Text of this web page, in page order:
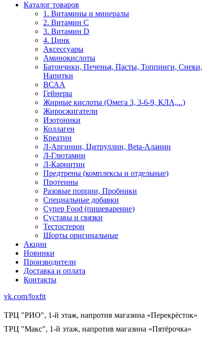
Каталог товаров
1. Витамины и минералы
2. Витамин С
3. Витамин D
4. Цинк
Аксессуары
Аминокислоты
Батончики, Печенья, Пасты, Топпинги, Снеки,
Напитки
ВСАА
Гейнеры
Жирные кислоты (Омега 3, 3-6-9, КЛА,...)
Жиросжигатели
Изотоники
Коллаген
Креатин
Л-Аргинин, Цитруллин, Beta-Аланин
Л-Глютамин
Л-Карнитин
Предтрены (комплексы и отдельные)
Протеины
Разовые порции, Пробники
Специальные добавки
Супер Food (пищеварение)
Суставы и связки
Тестостерон
Шорты оригинальные
Акции
Новинки
Производители
Доставка и оплата
Контакты
vk.com/foxfit
ТРЦ "РИО", 1-й этаж, напротив магазина «Перекрёсток»
ТРЦ "Макс", 1-й этаж, напротив магазина «Пятёрочка»